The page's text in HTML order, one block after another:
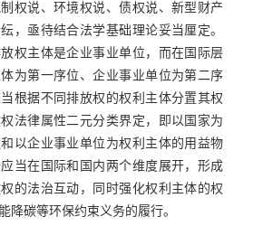
权说、环境权说、债权说、新型财产
，亟待结合法学基础理论妥当厘定。
权主体是企业事业单位，而在国际层
为第一序位、企业事业单位为第二序
根据不同排放权的权利主体分置其权
法律属性二元分类界定，即以国家为
以企业事业单位为权利主体的用益物
当在国际和国内两个维度展开，形成
的法治互动，同时强化权利主体的权
降碳等环保约束义务的履行。